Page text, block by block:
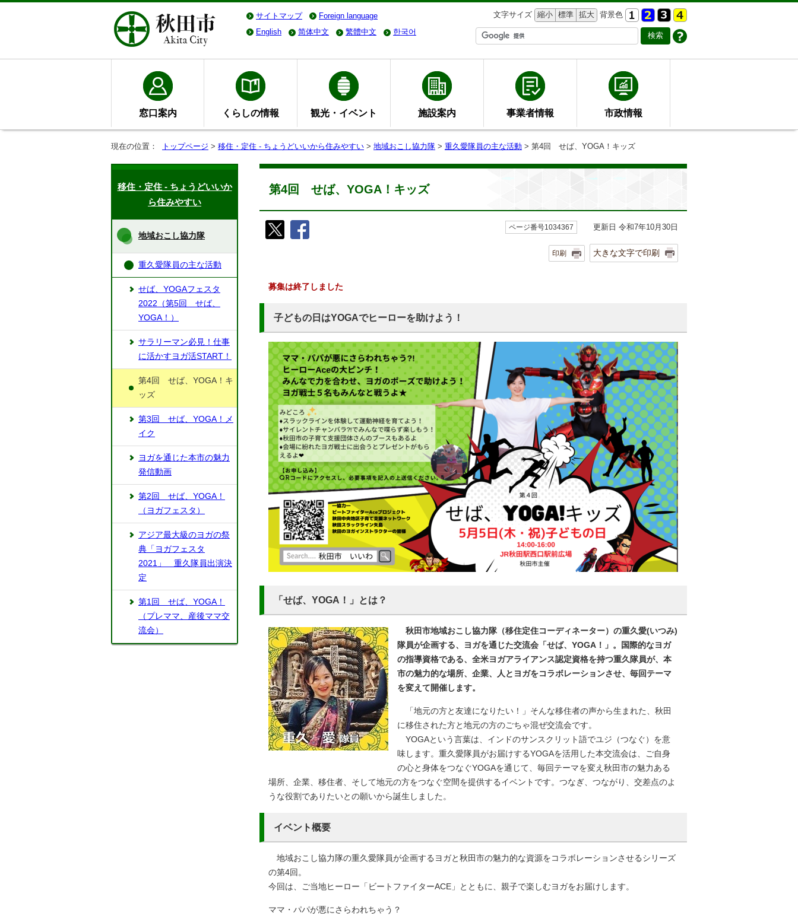
サイトマップ Foreign language 文字サイズ 縮小 標準 拡大 背景色
English
简体中文 繁體中文 한국어
窓口案内 くらしの情報 観光・イベント 施設案内 事業者情報 市政情報
現在の位置： トップページ > 移住・定住 - ちょうどいいから住みやすい > 地域おこし協力隊 > 重久愛隊員の主な活動 > 第4回 せば、YOGA！キッズ
第4回 せば、YOGA！キッズ
ページ番号1034367 更新日 令和7年10月30日
印刷 大きな文字で印刷
募集は終了しました
子どもの日はYOGAでヒーローを助けよう！
「せば、YOGA！」とは？
秋田市地域おこし協力隊（移住定住コーディネーター）の重久愛(いつみ)
隊員が企画する、ヨガを通じた交流会「せば、YOGA！」。国際的なヨガ
の指導資格である、全米ヨガアライアンス認定資格を持つ重久隊員が、本
市の魅力的な場所、企業、人とヨガをコラボレーションさせ、毎回テーマ
を変えて開催します。
「地元の方と友達になりたい！」そんな移住者の声から生まれた、秋田
に移住された方と地元の方のごちゃ混ぜ交流会です。
YOGAという言葉は、インドのサンスクリット語でユジ（つなぐ）を意
味します。重久愛隊員がお届けするYOGAを活用した本交流会は、ご自身
の心と身体をつなぐYOGAを通じて、毎回テーマを変え秋田市の魅力ある
場所、企業、移住者、そして地元の方をつなぐ空間を提供するイベントです。つなぎ、つながり、交差点のよ
うな役割でありたいとの願いから誕生しました。
イベント概要
地域おこし協力隊の重久愛隊員が企画するヨガと秋田市の魅力的な資源をコラボレーションさせるシリーズ
の第4回。
今回は、ご当地ヒーロー「ビートファイターACE」とともに、親子で楽しむヨガをお届けします。
ママ・パパが悪にさらわれちゃう？
移住・定住 - ちょうどいいか
ら住みやすい
地域おこし協力隊
重久愛隊員の主な活動
せば、YOGAフェスタ
2022（第5回 せば、
YOGA！）
サラリーマン必見！仕事
に活かすヨガ活START！
第4回 せば、YOGA！キ
ッズ
第3回 せば、YOGA！メ
イク
ヨガを通じた本市の魅力
発信動画
第2回 せば、YOGA！
（ヨガフェスタ）
アジア最大級のヨガの祭
典「ヨガフェスタ
2021」 重久隊員出演決
定
第1回 せば、YOGA！
（プレママ、産後ママ交
流会）